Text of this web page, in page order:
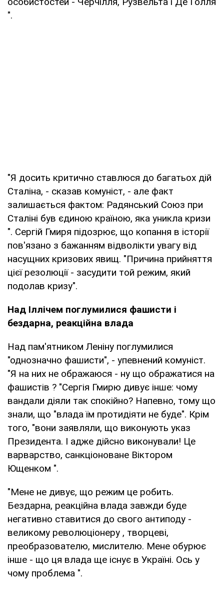
".
"Я досить критично ставлюся до багатьох дій
Сталіна, - сказав комуніст, - але факт
залишається фактом: Радянський Союз при
Сталіні був єдиною країною, яка уникла кризи
". Сергій Гмиря підозрює, що копання в історії
пов'язано з бажанням відволікти увагу від
насущних кризових явищ. "Причина прийняття
цієї резолюції - засудити той режим, який
подолав кризу".
Над Іллічем поглумилися фашисти і
бездарна, реакційна влада
Над пам'ятником Леніну поглумилися
"однозначно фашисти", - упевнений комуніст.
"Я на них не ображаюся - ну що ображатися на
фашистів ? "Сергія Гмирю дивує інше: чому
вандали діяли так спокійно? Напевно, тому що
знали, що "влада їм протидіяти не буде". Крім
того, "вони заявляли, що виконують указ
Президента. І адже дійсно виконували! Це
варварство, санкціоноване Віктором
Ющенком ".
"Мене не дивує, що режим це робить.
Бездарна, реакційна влада завжди буде
негативно ставитися до свого антиподу -
великому революціонеру , творцеві,
преобразователю, мислителю. Мене обурює
інше - що ця влада ще існує в Україні. Ось у
чому проблема ".